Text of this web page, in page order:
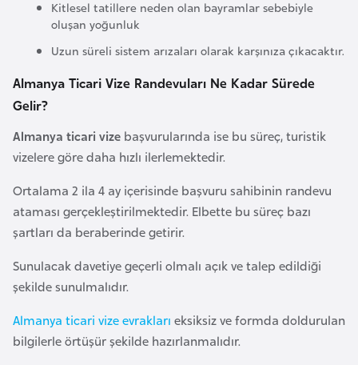
Kitlesel tatillere neden olan bayramlar sebebiyle
oluşan yoğunluk
Uzun süreli sistem arızaları olarak karşınıza çıkacaktır.
Almanya Ticari Vize Randevuları Ne Kadar Sürede
Gelir?
Almanya ticari vize başvurularında ise bu süreç, turistik
vizelere göre daha hızlı ilerlemektedir.
Ortalama 2 ila 4 ay içerisinde başvuru sahibinin randevu
ataması gerçekleştirilmektedir. Elbette bu süreç bazı
şartları da beraberinde getirir.
Sunulacak davetiye geçerli olmalı açık ve talep edildiği
şekilde sunulmalıdır.
Almanya ticari vize evrakları eksiksiz ve formda doldurulan
bilgilerle örtüşür şekilde hazırlanmalıdır.
r
i
t
a
n
B
r
k
i
n